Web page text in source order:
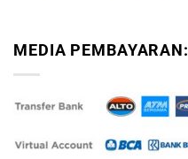
MEDIA PEMBAYARAN: